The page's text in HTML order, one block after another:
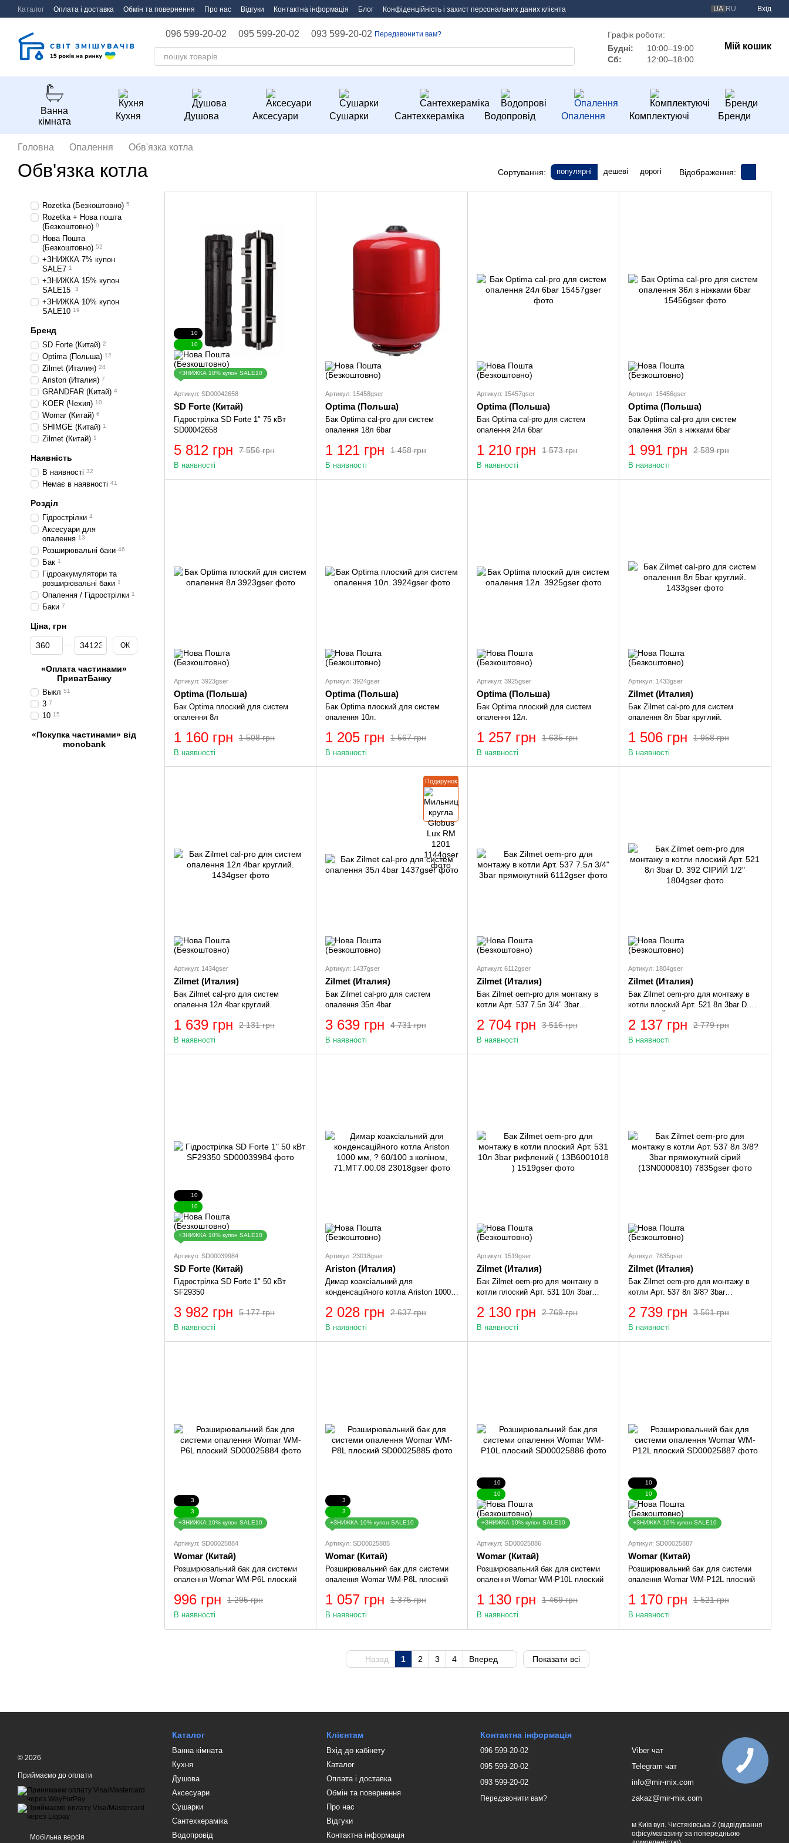
Перейти до основного контенту
Каталог Оплата і доставка Обмін та повернення Про нас Відгуки Контактна інформація Блог Конфіденційність і захист персональних даних клієнта UA RU Вхід
096 599-20-02 095 599-20-02 093 599-20-02 Передзвонити вам?
Графік роботи:
Будні:
10:00–19:00
Сб:
12:00–18:00
Мій кошик
Ванна
кімната
Кухня Душова Аксесуари Сушарки Сантехкераміка Водопровід Опалення Комплектуючі Бренди
Головна Опалення Обв'язка котла
Обв'язка котла Сортування: популярні дешеві дорогі Відображення:
10
10
+ЗНИЖКА 10% купон SALE10
Артикул: SD00042658
SD Forte (Китай)
Гідрострілка SD Forte 1" 75 кВт
SD00042658
7 556 грн
5 812 грн
В наявності
Артикул: 15458gser
Optima (Польша)
Бак Optima cal-pro для систем
опалення 18л 6bar
1 458 грн
1 121 грн
В наявності
Артикул: 15457gser
Optima (Польша)
Бак Optima cal-pro для систем
опалення 24л 6bar
1 573 грн
1 210 грн
В наявності
Артикул: 15456gser
Optima (Польша)
Бак Optima cal-pro для систем
опалення 36л з ніжками 6bar
2 589 грн
1 991 грн
В наявності
Артикул: 3923gser
Optima (Польша)
Бак Optima плоский для систем
опалення 8л
1 508 грн
1 160 грн
В наявності
Артикул: 3924gser
Optima (Польша)
Бак Optima плоский для систем
опалення 10л.
1 567 грн
1 205 грн
В наявності
Артикул: 3925gser
Optima (Польша)
Бак Optima плоский для систем
опалення 12л.
1 635 грн
1 257 грн
В наявності
Артикул: 1433gser
Zilmet (Италия)
Бак Zilmet cal-pro для систем
опалення 8л 5bar круглий.
1 958 грн
1 506 грн
В наявності
Артикул: 1434gser
Zilmet (Италия)
Бак Zilmet cal-pro для систем
опалення 12л 4bar круглий.
2 131 грн
1 639 грн
В наявності
Подарунок
Артикул: 1437gser
Zilmet (Италия)
Бак Zilmet cal-pro для систем
опалення 35л 4bar
4 731 грн
3 639 грн
В наявності
Артикул: 6112gser
Zilmet (Италия)
Бак Zilmet oem-pro для монтажу в
котли Арт. 537 7.5л 3/4" 3bar
3 516 грн
2 704 грн
В наявності
Артикул: 1804gser
Zilmet (Италия)
Бак Zilmet oem-pro для монтажу в
котли плоский Арт. 521 8л 3bar D.
2 779 грн
2 137 грн
В наявності
10
10
+ЗНИЖКА 10% купон SALE10
Артикул: SD00039984
SD Forte (Китай)
Гідрострілка SD Forte 1" 50 кВт
SF29350
5 177 грн
3 982 грн
В наявності
Артикул: 23018gser
Ariston (Италия)
Димар коаксіальний для
конденсаційного котла Ariston 1000
2 637 грн
2 028 грн
В наявності
Артикул: 1519gser
Zilmet (Италия)
Бак Zilmet oem-pro для монтажу в
котли плоский Арт. 531 10л 3bar
2 769 грн
2 130 грн
В наявності
Артикул: 7835gser
Zilmet (Италия)
Бак Zilmet oem-pro для монтажу в
котли Арт. 537 8л 3/8? 3bar
3 561 грн
2 739 грн
В наявності
3
3
+ЗНИЖКА 10% купон SALE10
Артикул: SD00025884
Womar (Китай)
Розширювальний бак для системи
опалення Womar WM-P6L плоский
1 295 грн
996 грн
В наявності
3
3
+ЗНИЖКА 10% купон SALE10
Артикул: SD00025885
Womar (Китай)
Розширювальний бак для системи
опалення Womar WM-P8L плоский
1 375 грн
1 057 грн
В наявності
10
10
+ЗНИЖКА 10% купон SALE10
Артикул: SD00025886
Womar (Китай)
Розширювальний бак для системи
опалення Womar WM-P10L плоский
1 469 грн
1 130 грн
В наявності
10
10
+ЗНИЖКА 10% купон SALE10
Артикул: SD00025887
Womar (Китай)
Розширювальний бак для системи
опалення Womar WM-P12L плоский
1 521 грн
1 170 грн
В наявності
Назад 1 2 3 4 Вперед Показати всі
Rozetka (Безкоштовно) 5
Rozetka + Нова пошта
(Безкоштовно) 9
Нова Пошта
(Безкоштовно) 52
+ЗНИЖКА 7% купон
SALE7 1
+ЗНИЖКА 15% купон
SALE15
3
+ЗНИЖКА 10% купон
SALE10 19
Бренд
SD Forte (Китай) 2
Optima (Польша) 12
Zilmet (Италия) 24
Ariston (Италия) 7
GRANDFAR (Китай) 4
KOER (Чехия) 10
Womar (Китай) 6
SHIMGE (Китай) 1
Zilmet (Китай) 1
Наявність
В наявності 32
Немає в наявності 41
Розділ
Гідрострілки 4
Аксесуари для
опалення 13
Розширювальні баки 46
Бак 1
Гідроакумулятори та
розширювальні баки 1
Опалення / Гідрострілки 1
Баки 7
Ціна, грн
Від Ціна, грн
До Ціна, грн ОК
«Оплата частинами»
ПриватБанку
Выкл 51
3 7
10 15
«Покупка частинами» від
monobank
© 2026
Приймаємо до оплати
Мобільна версія
Каталог
Ванна кімната
Кухня
Душова
Аксесуари
Сушарки
Сантехкераміка
Водопровід
Клієнтам
Вхід до кабінету
Каталог
Оплата і доставка
Обмін та повернення
Про нас
Відгуки
Контактна інформація
Контактна інформація
096 599-20-02
095 599-20-02
093 599-20-02
Передзвонити вам?
Viber чат
Telegram чат
info@mir-mix.com
zakaz@mir-mix.com
м Київ вул. Чистяківська 2 (відвідування
офісу/магазину за попередньою